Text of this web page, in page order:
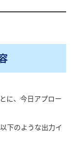
に、今日アプロー
下のような出力イ